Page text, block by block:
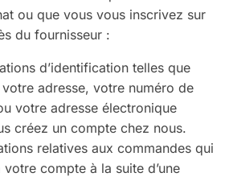
ou que vous vous inscrivez sur
du fournisseur :
d’identification telles que
adresse, votre numéro de
votre adresse électronique
créez un compte chez nous.
relatives aux commandes qui
votre compte à la suite d’une